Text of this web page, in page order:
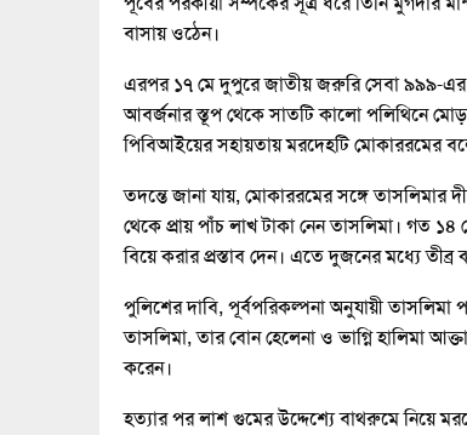
বাসায় ওঠেন।
এরপর ১৭ মে দুপুরে জাতীয় জরুরি সেবা ৯৯৯-এর
আবর্জনার স্তূপ থেকে সাতটি কালো পলিথিনে
পিবিআইয়ের সহায়তায় মরদেহটি মোকাররমের
তদন্তে জানা যায়, মোকাররমের সঙ্গে তাসলিমার
থেকে প্রায় পাঁচ লাখ টাকা নেন তাসলিমা। গত
বিয়ে করার প্রস্তাব দেন। এতে দুজনের মধ্যে
পুলিশের দাবি, পূর্বপরিকল্পনা অনুযায়ী তাসলিমা
তাসলিমা, তার বোন হেলেনা ও ভাগ্নি হালিমা
করেন।
হত্যার পর লাশ গুমের উদ্দেশ্যে বাথরুমে নিয়ে